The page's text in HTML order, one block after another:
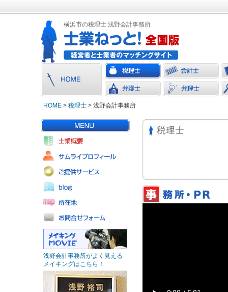
横浜市の税理士 浅野会計事務所
HOME > 税理士 > 浅野会計事務所
浅野会計事務所がよく見える
メイキングはこちら！